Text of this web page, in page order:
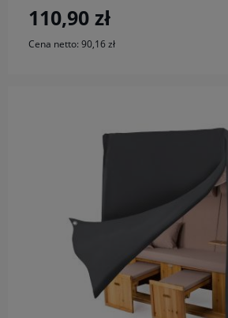
110,90 zł
Cena netto: 90,16 zł
do koszyka